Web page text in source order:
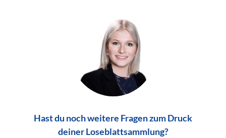
Hast du noch weitere Fragen zum Druck
deiner Loseblattsammlung?